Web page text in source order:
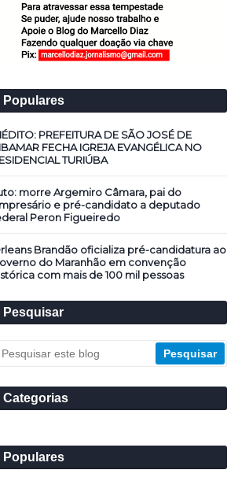
Populares
PREFEITURA DE SÃO JOSÉ DE
FECHA IGREJA EVANGÉLICA NO
TURIÚBA
morre Argemiro Câmara, pai do
e pré-candidato a deputado
Peron Figueiredo
Brandão oficializa pré-candidatura ao
do Maranhão em convenção
com mais de 100 mil pessoas
Pesquisar
Categorias
Populares